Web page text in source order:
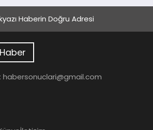
Haberin Doğru Adresi
habersonuclari@gmail.com